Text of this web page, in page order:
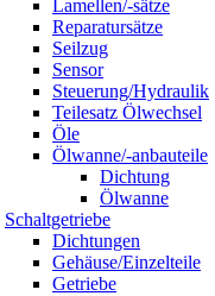
Lamellen/-sätze
Reparatursätze
Seilzug
Sensor
Steuerung/Hydraulik
Teilesatz Ölwechsel
Öle
Ölwanne/-anbauteile
Dichtung
Ölwanne
Schaltgetriebe
Dichtungen
Gehäuse/Einzelteile
Getriebe